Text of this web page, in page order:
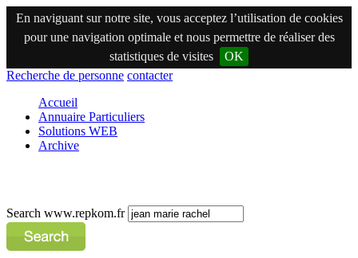
En naviguant sur notre site, vous acceptez l’utilisation de cookies
pour une navigation optimale et nous permettre de réaliser des
statistiques de visites
OK
Recherche de personne contacter
Accueil
Annuaire Particuliers
Solutions WEB
Archive
Search www.repkom.fr